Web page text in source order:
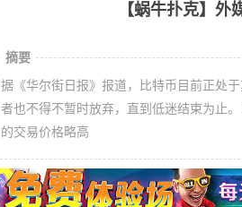
【蜗牛扑克】
摘要
据《华尔街日报》报道，比特币目前正处
者也不得不暂时放弃，直到低迷结束为止
的交易价格略高